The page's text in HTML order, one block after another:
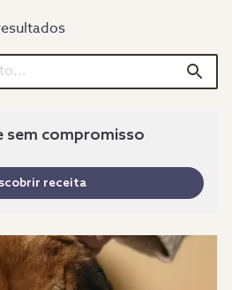
sem compromisso
receita